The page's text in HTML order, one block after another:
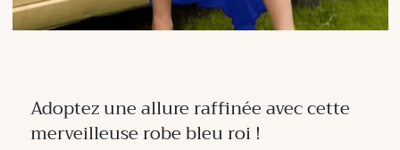
Adoptez une allure raffinée avec cette
merveilleuse robe bleu roi !